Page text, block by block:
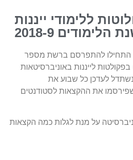
ללימודי ייננות
2018-9
התחילו להתפרסם ברשת מספר
לייננות באוניברסיטאות
נשתדל לעדכן כל שבוע את
את ההקצאות לסטודנטים
על מנת לגלות כמה הקצאות